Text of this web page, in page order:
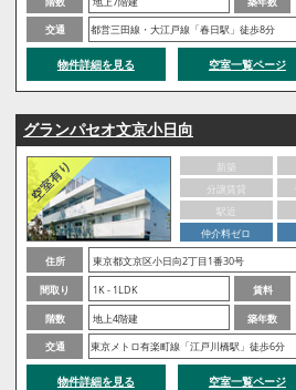
交通
都営三田線・大江戸線「春日駅」徒歩8分
物件詳細を見る 空室一覧ページ
グランパセオ文京小日向
新築
分譲賃貸
駅近
仲介料ゼロ
住所
東京都文京区小日向2丁目1番30号
間取り
1K - 1LDK 賃料
階数
地上4階建 築年数
交通
東京メトロ有楽町線「江戸川橋駅」徒歩6分
物件詳細を見る 空室一覧ページ